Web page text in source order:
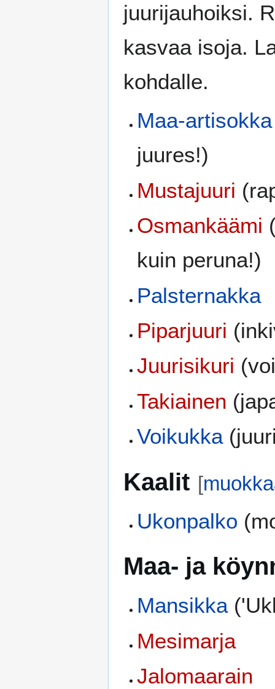
juurijauhoiksi.
kasvaa isoja.
kohdalle.
Maa-artisokka
juures!)
Mustajuuri
Osmankäämi
kuin peruna!)
Palsternakka
Piparjuuri
Juurisikuri
Takiainen
Voikukka
Kaalit [
Ukonpalko
Maa- ja
Mansikka
Mesimarja
Jalomaarain